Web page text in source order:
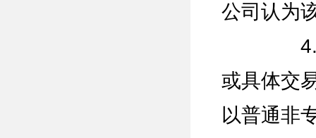
公司认为
4.6.4存
或具体交
以普通非